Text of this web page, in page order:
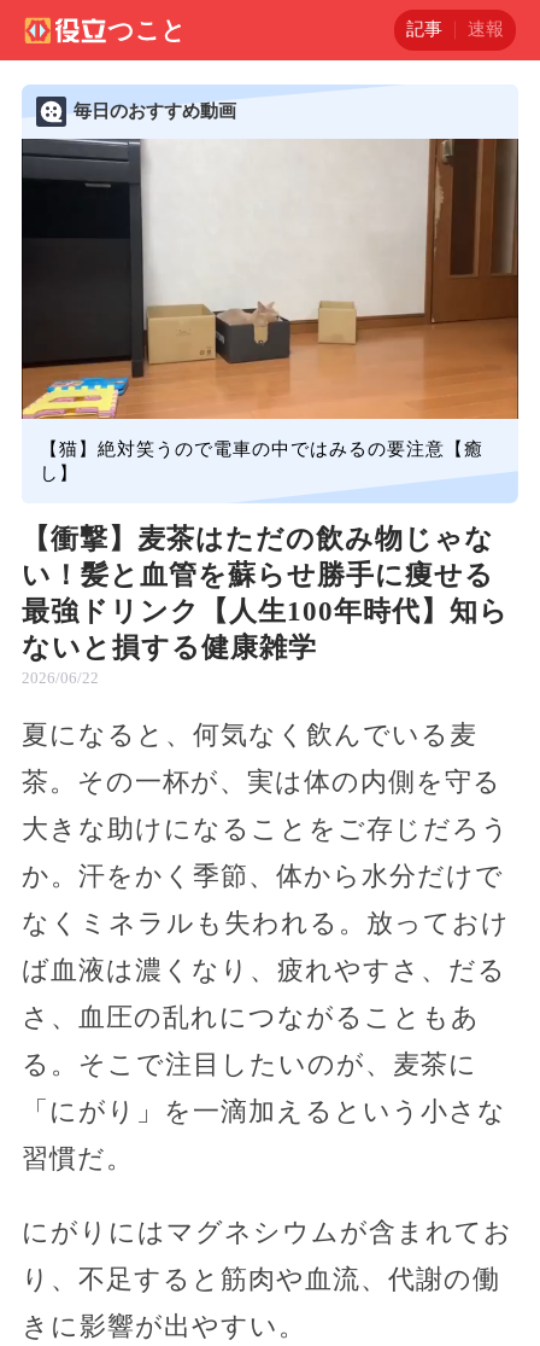
記事 速報
毎日のおすすめ動画
【猫】絶対笑うので電車の中ではみるの要注意【癒
し】
【衝撃】麦茶はただの飲み物じゃな
い！髪と血管を蘇らせ勝手に痩せる
最強ドリンク【人生100年時代】知ら
ないと損する健康雑学
2026/06/22
夏になると、何気なく飲んでいる麦
茶。その一杯が、実は体の内側を守る
大きな助けになることをご存じだろう
か。汗をかく季節、体から水分だけで
なくミネラルも失われる。放っておけ
ば血液は濃くなり、疲れやすさ、だる
さ、血圧の乱れにつながることもあ
る。そこで注目したいのが、麦茶に
「にがり」を一滴加えるという小さな
習慣だ。
にがりにはマグネシウムが含まれてお
り、不足すると筋肉や血流、代謝の働
きに影響が出やすい。